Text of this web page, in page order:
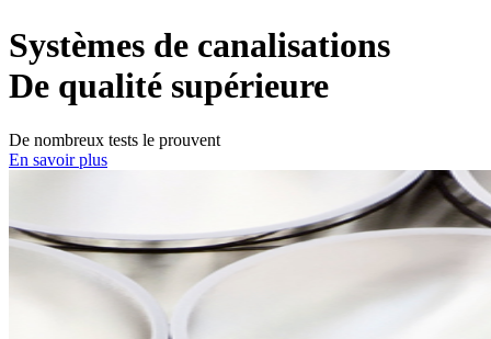
Systèmes de canalisations
De qualité supérieure
De nombreux tests le prouvent
En savoir plus